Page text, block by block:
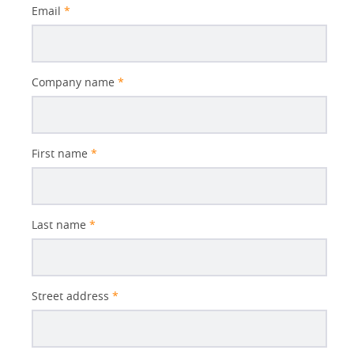
Email *
Company name *
First name *
Last name *
Street address *